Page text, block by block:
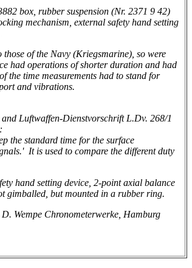
box, rubber suspension (Nr. 2371 9 42)
mechanism, external safety hand setting
of the Navy (Kriegsmarine), so were
had operations of shorter duration and had
the time measurements had to stand for
and vibrations.
Luftwaffen-Dienstvorschrift L.Dv. 268/1
the standard time for the surface
It is used to compare the different duty
hand setting device, 2-point axial balance
gimballed, but mounted in a rubber ring.
Wempe Chronometerwerke, Hamburg